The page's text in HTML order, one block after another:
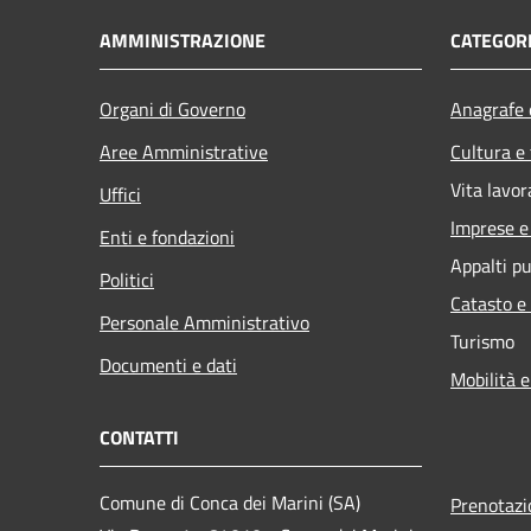
AMMINISTRAZIONE
Organi di Governo
Aree Amministrative
Uffici
Enti e fondazioni
Politici
Personale Amministrativo
Documenti e dati
Cultura
Vita
Imprese
Appalti
Catasto
Turismo
Mobilità
CONTATTI
Comune di Conca dei Marini (SA)